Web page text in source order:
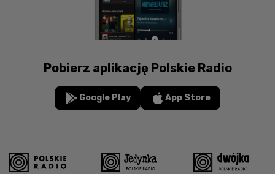
Pobierz aplikację Polskie Radio
Google Play App Store